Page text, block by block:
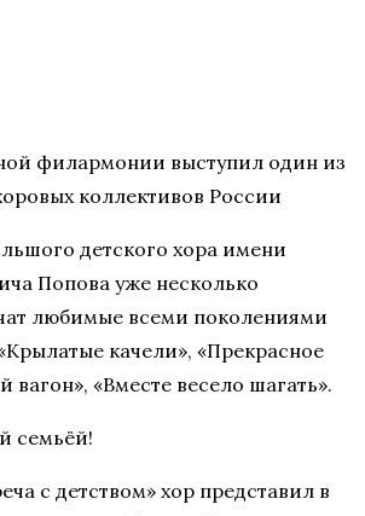
филармонии выступил один из
коллективов России
детского хора имени
Попова уже несколько
любимые всеми поколениями
качели», «Прекрасное
вагон», «Вместе весело шагать».
семьёй!
с детством» хор представил в